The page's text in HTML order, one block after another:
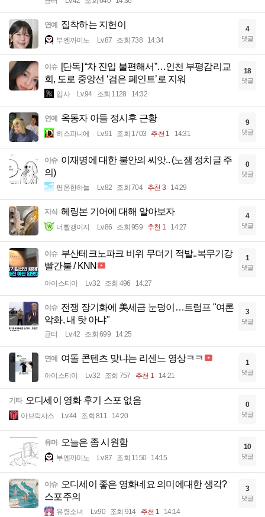
연예 집착하는 지헌이
부엔까미노 Lv.87 조회 738 14:34
4
댓글
이슈 [단독] “차 진입 불편해서”…인천 부평감리교
회, 도로 중앙선 ‘검은 페인트’로 지워
입사 Lv.94 조회 1128 14:32
18
댓글
연예 옥동자 아들 정시후 근황
히스파니에 Lv.91 조회 1703 추천 1 14:31
9
댓글
이슈 이재명에 대한 불안의 씨앗.. (노잼 정치글 주
의)
평온한하늘 Lv.82 조회 704 추천 3 14:29
0
댓글
지식 헤링본 기어에 대해 알아보자
너빨갱이지 Lv.86 조회 959 추천 1 14:27
4
댓글
이슈 부산테크노파크 비위 무더기 적발..복무기강
빨간불 / KNN
아이스티이 Lv.32 조회 496 14:27
1
댓글
이슈 전쟁 장기화에 美세금 눈덩이…트럼프 "여론
악화, 내 탓 아냐"
균터 Lv.42 조회 699 14:25
3
댓글
연예 여돌 콘텐츠 맞냐는 리센느 영상ㅋㅋ
아이스티이 Lv.32 조회 757 추천 1 14:21
1
댓글
기타 오디세이 영화 후기 스포 없음
아브락사스 Lv.44 조회 811 14:20
0
댓글
유머 오늘은 좀 시원함
부엔까미노 Lv.87 조회 1150 14:15
10
댓글
이슈 오디세이 좋은 영화네요 의미에대한 생각?
스포주의
유령소녀 Lv.90 조회 914 추천 1 14:14
3
댓글